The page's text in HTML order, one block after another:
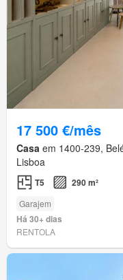
17 500 €/mês
Casa em 1400-239,
Lisboa
T5 290 m²
Garajem
Há 30+ dias
RENTOLA